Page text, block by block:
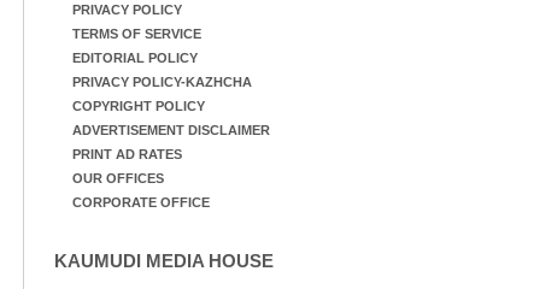
PRIVACY POLICY
TERMS OF SERVICE
EDITORIAL POLICY
PRIVACY POLICY-KAZHCHA
COPYRIGHT POLICY
ADVERTISEMENT DISCLAIMER
PRINT AD RATES
OUR OFFICES
CORPORATE OFFICE
KAUMUDI MEDIA HOUSE